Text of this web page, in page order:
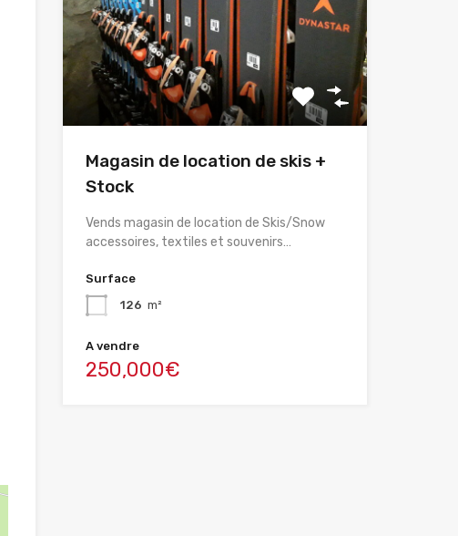
Magasin de location de skis +
Stock
Vends magasin de location de Skis/Snow
accessoires, textiles et souvenirs…
Surface
126 m²
A vendre
250,000€